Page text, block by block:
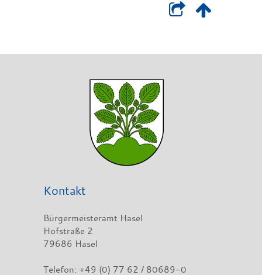
Kontakt
Bürgermeisteramt Hasel
Hofstraße 2
79686 Hasel
Telefon: +49 (0) 77 62 / 80689-0